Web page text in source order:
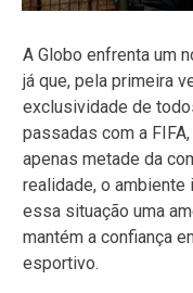
A Globo enfrenta um
já que, pela primeira
exclusividade de
passadas com a
apenas metade da
realidade, o ambiente
essa situação uma
mantém a confiança
esportivo.